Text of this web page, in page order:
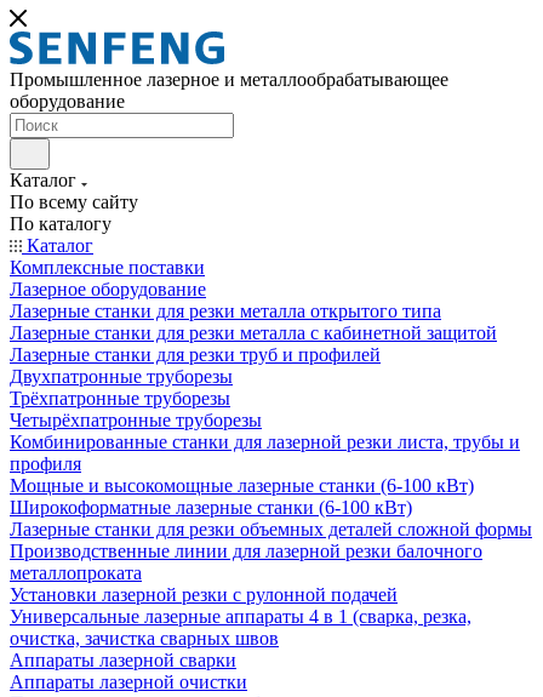
Промышленное лазерное и металлообрабатывающее
оборудование
Каталог
По всему сайту
По каталогу
Каталог
Комплексные поставки
Лазерное оборудование
Лазерные станки для резки металла открытого типа
Лазерные станки для резки металла с кабинетной защитой
Лазерные станки для резки труб и профилей
Двухпатронные труборезы
Трёхпатронные труборезы
Четырёхпатронные труборезы
Комбинированные станки для лазерной резки листа, трубы и
профиля
Мощные и высокомощные лазерные станки (6-100 кВт)
Широкоформатные лазерные станки (6-100 кВт)
Лазерные станки для резки объемных деталей сложной формы
Производственные линии для лазерной резки балочного
металлопроката
Установки лазерной резки с рулонной подачей
Универсальные лазерные аппараты 4 в 1 (сварка, резка,
очистка, зачистка сварных швов
Аппараты лазерной сварки
Аппараты лазерной очистки